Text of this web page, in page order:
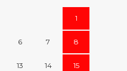
1
6 7 8
13 14 15